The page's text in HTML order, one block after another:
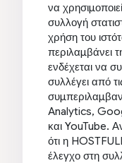
να
συλλογή
χρήση του
ενδέχεται να
συλλέγει από
Analytics,
και YouTube.
ότι η
έλεγχο στη